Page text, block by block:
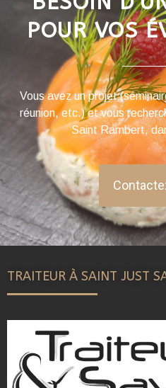
POUR VOS
Vous avez un projet
réunion, etc.) et vous
Saint Rambert,
TRAITEUR À SAINT JUST